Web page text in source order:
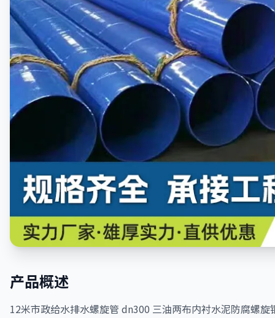
产品概述
12米市政给水排水螺旋管 dn300 三油两布内衬水泥防腐螺